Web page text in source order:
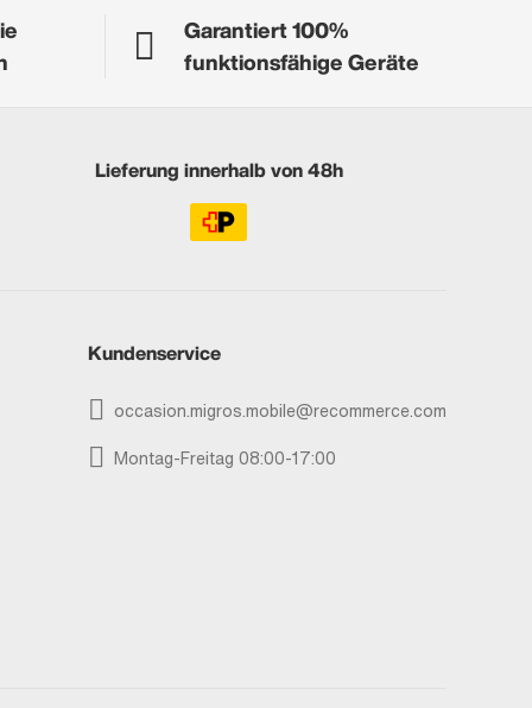
Garantiert 100%
funktionsfähige Geräte
Lieferung innerhalb von 48h
Kundenservice
occasion.migros.mobile@recommerce.com
Montag-Freitag 08:00-17:00